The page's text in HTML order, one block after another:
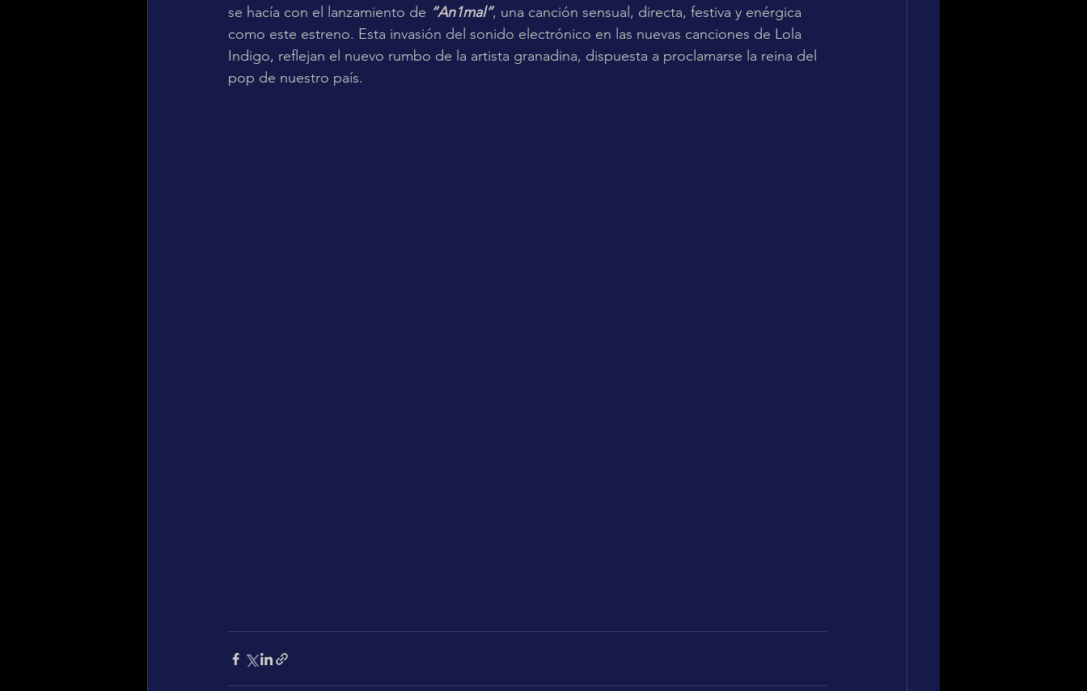
se hacía con el lanzamiento de “An1mal”, una canción sensual, directa, festiva y enérgica
como este estreno. Esta invasión del sonido electrónico en las nuevas canciones de Lola
Indigo, reflejan el nuevo rumbo de la artista granadina, dispuesta a proclamarse la reina del
pop de nuestro país.